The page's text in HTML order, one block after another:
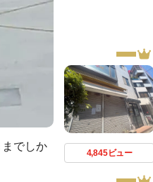
でしか
4,845ビュー